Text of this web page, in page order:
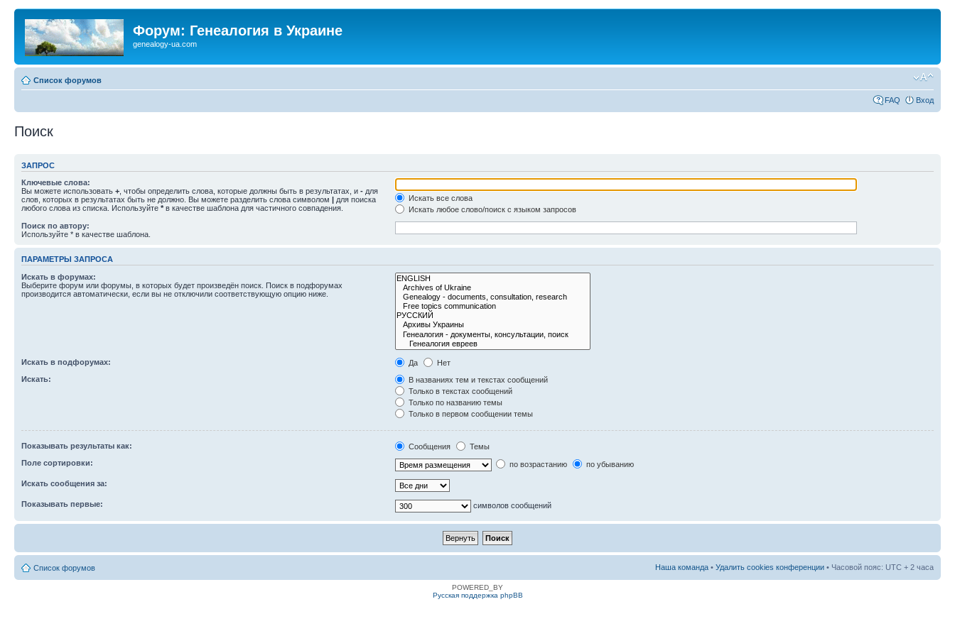
Форум: Генеалогия в Украине
genealogy-ua.com
Список форумов
FAQ Вход
Поиск
ЗАПРОС
Ключевые слова:
Вы можете использовать + , чтобы определить слова, которые должны быть в результатах, и - для
слов, которых в результатах быть не должно. Вы можете разделить слова символом | для поиска
любого слова из списка. Используйте * в качестве шаблона для частичного совпадения.
Искать все слова
Искать любое слово/поиск с языком запросов
Поиск по автору:
Используйте * в качестве шаблона.
ПАРАМЕТРЫ ЗАПРОСА
Искать в форумах:
Выберите форум или форумы, в которых будет произведён поиск. Поиск в подфорумах
производится автоматически, если вы не отключили соответствующую опцию ниже.
Искать в подфорумах: Да
Нет
Искать:
В названиях тем и текстах сообщений
Только в текстах сообщений
Только по названию темы
Только в первом сообщении темы
Показывать результаты как: Сообщения
Темы
Поле сортировки:
по возрастанию по убыванию
Искать сообщения за:
Показывать первые: символов сообщений
Список форумов Наша команда • Удалить cookies конференции • Часовой пояс: UTC + 2 часа
POWERED_BY
Русская поддержка phpBB